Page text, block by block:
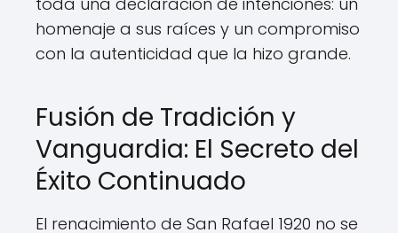
homenaje a sus raíces y un compromiso
con la autenticidad que la hizo grande.
Fusión de Tradición y
Vanguardia: El Secreto del
Éxito Continuado
El renacimiento de San Rafael 1920 no se